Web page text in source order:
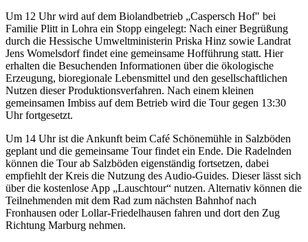
Um 12 Uhr wird auf dem Biolandbetrieb „Caspersch Hof" bei
Familie Plitt in Lohra ein Stopp eingelegt: Nach einer Begrüßung
durch die Hessische Umweltministerin Priska Hinz sowie Landrat
Jens Womelsdorf findet eine gemeinsame Hofführung statt. Hier
erhalten die Besuchenden Informationen über die ökologische
Erzeugung, bioregionale Lebensmittel und den gesellschaftlichen
Nutzen dieser Produktionsverfahren. Nach einem kleinen
gemeinsamen Imbiss auf dem Betrieb wird die Tour gegen 13:30
Uhr fortgesetzt.
Um 14 Uhr ist die Ankunft beim Café Schönemühle in Salzböden
geplant und die gemeinsame Tour findet ein Ende. Die Radelnden
können die Tour ab Salzböden eigenständig fortsetzen, dabei
empfiehlt der Kreis die Nutzung des Audio-Guides. Dieser lässt sich
über die kostenlose App „Lauschtour“ nutzen. Alternativ können die
Teilnehmenden mit dem Rad zum nächsten Bahnhof nach
Fronhausen oder Lollar-Friedelhausen fahren und dort den Zug
Richtung Marburg nehmen.